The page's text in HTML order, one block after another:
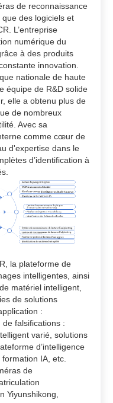
de reconnaissance
des logiciels et
L’entreprise
numérique du
à des produits
innovation.
nationale de haute
équipe de R&D solide
elle a obtenu plus de
de nombreux
Avec sa
comme cœur de
d'expertise dans le
d’identification à
la plateforme de
intelligentes, ainsi
matériel intelligent,
de solutions
:
de falsifications :
varié, solutions
d’intelligence
IA, etc.
de
Yiyunshikong,